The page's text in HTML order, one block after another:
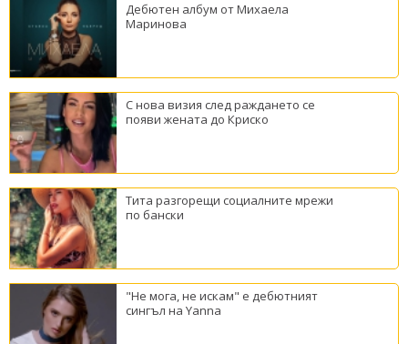
Дебютен албум от Михаела
Маринова
С нова визия след раждането се
появи жената до Криско
Тита разгорещи социалните мрежи
по бански
"Не мога, не искам" е дебютният
сингъл на Yanna